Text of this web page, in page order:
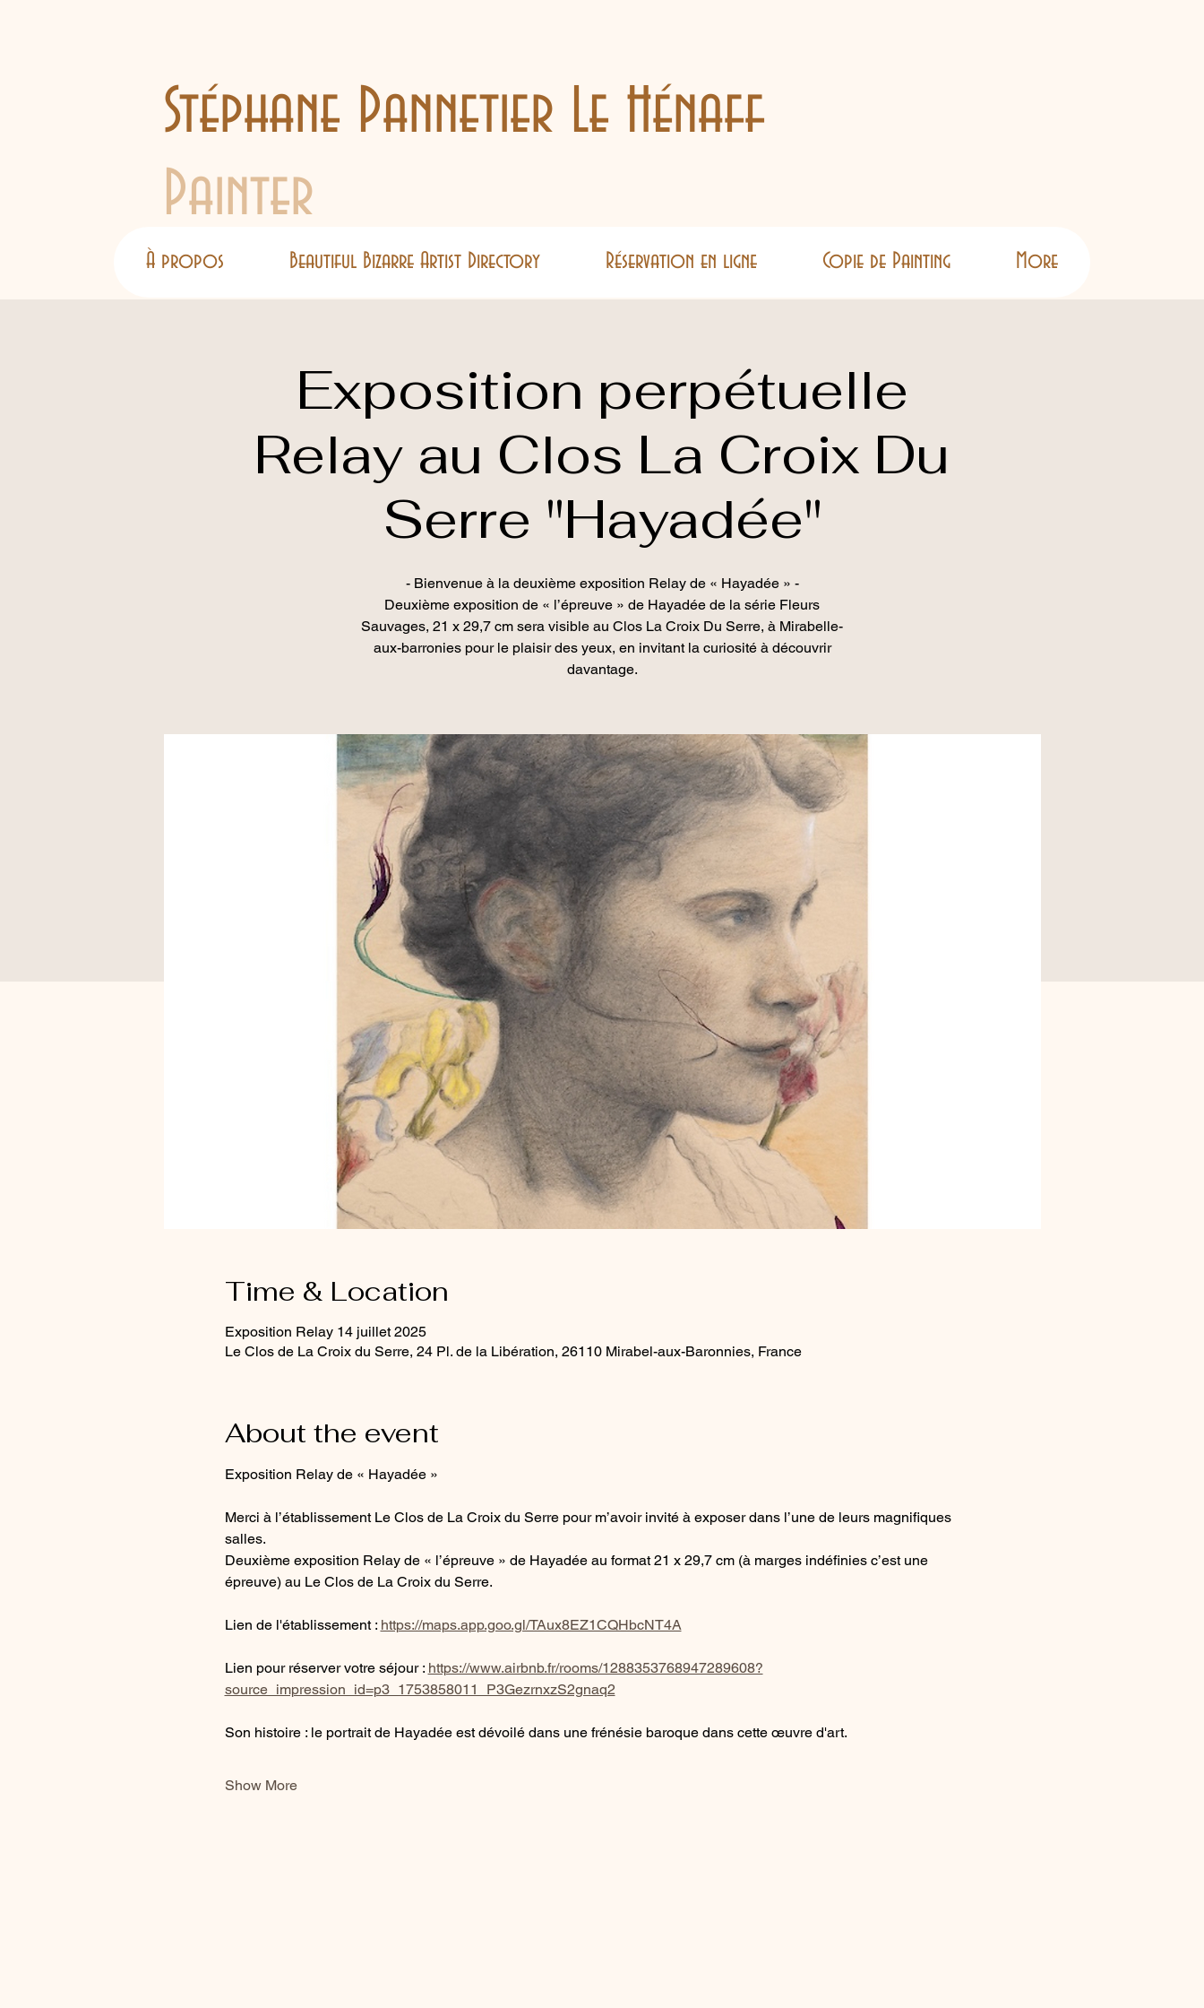
Stéphane Pannetier Le Hénaff
Painter
À propos Beautiful Bizarre Artist Directory Réservation en ligne Copie de Painting More
Exposition perpétuelle
Relay au Clos La Croix Du
Serre "Hayadée"
- Bienvenue à la deuxième exposition Relay de « Hayadée » -
Deuxième exposition de « l’épreuve » de Hayadée de la série Fleurs
Sauvages, 21 x 29,7 cm sera visible au Clos La Croix Du Serre, à Mirabelle-
aux-barronies pour le plaisir des yeux, en invitant la curiosité à découvrir
davantage.
Time & Location
Exposition Relay 14 juillet 2025
Le Clos de La Croix du Serre, 24 Pl. de la Libération, 26110 Mirabel-aux-Baronnies, France
About the event
Exposition Relay de « Hayadée »
Merci à l’établissement Le Clos de La Croix du Serre pour m’avoir invité à exposer dans l’une de leurs magnifiques
salles.
Deuxième exposition Relay de « l’épreuve » de Hayadée au format 21 x 29,7 cm (à marges indéfinies c’est une
épreuve) au Le Clos de La Croix du Serre.
Lien de l'établissement : https://maps.app.goo.gl/TAux8EZ1CQHbcNT4A
Lien pour réserver votre séjour : https://www.airbnb.fr/rooms/1288353768947289608?
source_impression_id=p3_1753858011_P3GezrnxzS2gnaq2
Son histoire : le portrait de Hayadée est dévoilé dans une frénésie baroque dans cette œuvre d'art.
Show More